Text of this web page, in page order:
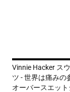
Vinnie Hacker ス
ツ - 世界は痛みの
オーバースエット